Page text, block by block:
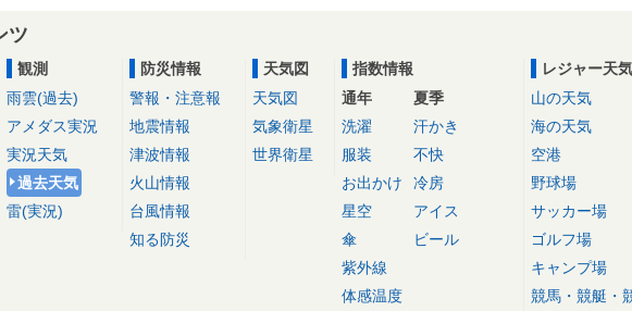
ツ
観測
雨雲(過去)
アメダス実況
実況天気
過去天気
雷(実況)
防災情報
警報・注意報
地震情報
津波情報
火山情報
台風情報
知る防災
天気図
天気図
気象衛星
世界衛星
指数情報
通年
洗濯
服装
お出かけ
星空
傘
紫外線
体感温度
夏季
汗かき
不快
冷房
アイス
ビール
レジャー天気
山の天気
海の天気
空港
野球場
サッカー場
ゴルフ場
キャンプ場
競馬・競艇・